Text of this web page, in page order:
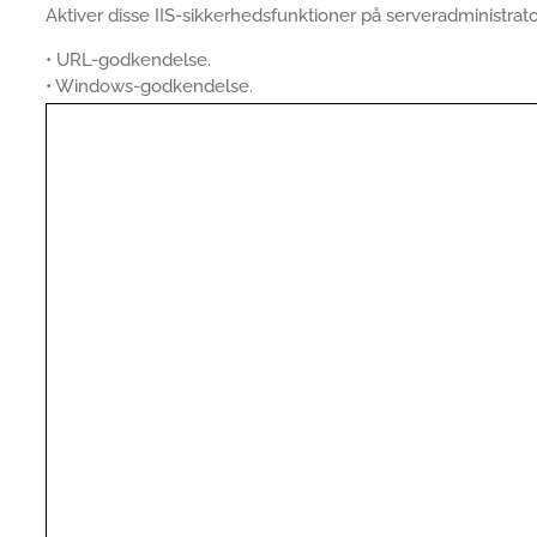
Aktiver disse IIS-sikkerhedsfunktioner på
• URL-godkendelse.
• Windows-godkendelse.